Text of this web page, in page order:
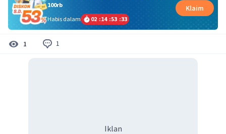
100rb
Habis dalam
02 :14 :53 :32
Klaim
1 1
Iklan